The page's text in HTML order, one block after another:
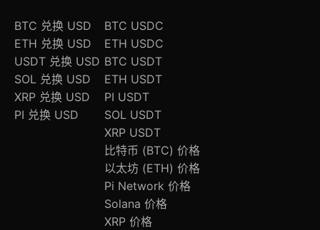
BTC 兑换 USD
ETH 兑换 USD
USDT 兑换 USD
SOL 兑换 USD
XRP 兑换 USD
PI 兑换 USD
BTC USDC
ETH USDC
BTC USDT
ETH USDT
PI USDT
SOL USDT
XRP USDT
比特币 (BTC) 价格
以太坊 (ETH) 价格
Pi Network 价格
Solana 价格
XRP 价格